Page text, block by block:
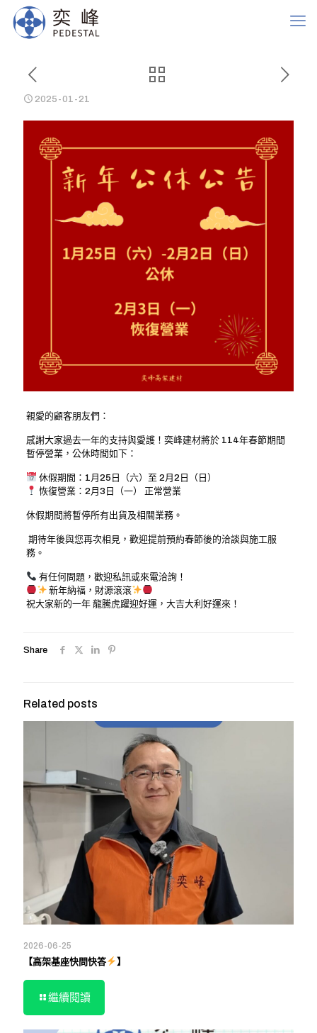
2025-01-21
親愛的顧客朋友們：
感謝大家過去一年的支持與愛護！奕峰建材將於 114年春節期間
暫停營業，公休時間如下：
休假期間：1月25日（六）至 2月2日（日）
恢復營業：2月3日（一） 正常營業
休假期間將暫停所有出貨及相關業務。
期待年後與您再次相見，歡迎提前預約春節後的洽談與施工服
務。
有任何問題，歡迎私訊或來電洽詢！
新年納福，財源滾滾
祝大家新的一年 龍騰虎躍迎好運，大吉大利好運來！
Share
Related posts
2026-06-25
【高架基座快問快答
】
繼續閱讀